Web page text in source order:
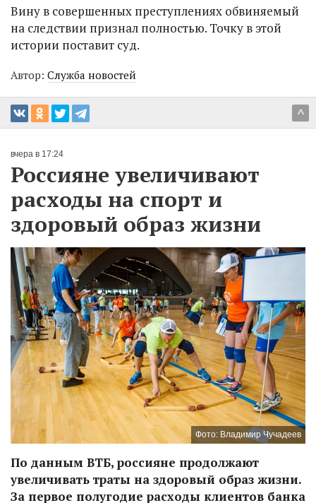
Вину в совершенных преступлениях обвиняемый
на следствии признал полностью. Точку в этой
истории поставит суд.
Автор: Служба новостей
^
вчера в 17:24
Россияне увеличивают
расходы на спорт и
здоровый образ жизни
Фото: Владимир Чучадеев
По данным ВТБ, россияне продолжают
увеличивать траты на здоровый образ жизни.
За первое полугодие расходы клиентов банка